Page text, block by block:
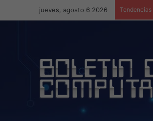
jueves, agosto 6 2026 Tendencias